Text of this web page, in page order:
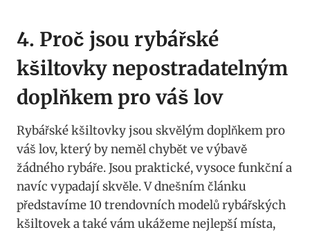
4. Proč jsou rybářské⁤
kšiltovky⁢ nepostradatelným
doplňkem pro váš lov
Rybářské kšiltovky jsou skvělým ⁤doplňkem pro
váš⁤ lov, který by⁣ neměl ‌chybět ve ​výbavě
žádného rybáře. Jsou praktické, vysoce funkční a
navíc⁢ vypadají skvěle. V dnešním článku
představíme 10‌ trendovních modelů rybářských
kšiltovek a také⁣ vám ukážeme nejlepší místa,